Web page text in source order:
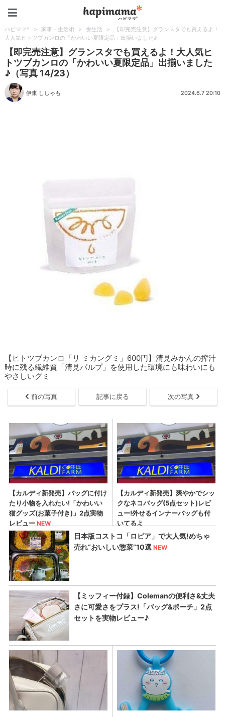
ハピママ* > 家事・生活術 > 食生活 >
【即完売注意】グランスタでも買えるよ！
大人気ヒトツブカンロの「かわいい夏限定品」出揃いました♪
【即完売注意】グランスタでも買えるよ！大人気ヒ
トツブカンロの「かわいい夏限定品」出揃いました
♪（写真 14/23）
伊東 ししゃも 2024.6.7 20:10
【ヒトツブカンロ「リ ミカングミ」600円】清見みかんの搾汁
時に残る繊維質「清見パルプ」を使用した環境にも味わいにも
やさしいグミ
前の写真 記事に戻る 次の写真